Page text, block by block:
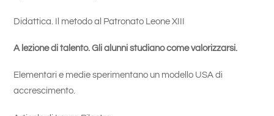
Didattica. Il metodo al Patronato Leone XIII
A lezione di talento. Gli alunni studiano come valorizzarsi.
Elementari e medie sperimentano un modello USA di
accrescimento.